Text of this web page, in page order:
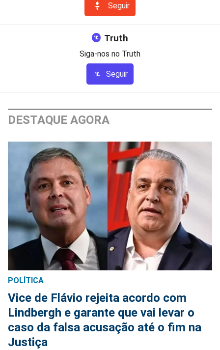
Seguir
Truth
Siga-nos no Truth
Seguir
DESTAQUE AGORA
POLÍTICA
Vice de Flávio rejeita acordo com
Lindbergh e garante que vai levar o
caso da falsa acusação até o fim na
Justiça